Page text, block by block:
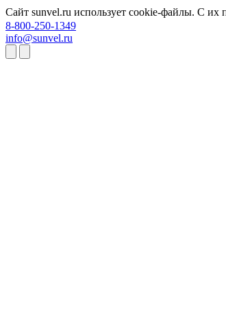
Сайт sunvel.ru использует cookie-файлы. С
8-800-250-1349
info@sunvel.ru